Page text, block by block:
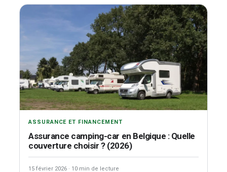
ASSURANCE ET FINANCEMENT
Assurance camping-car en Belgique : Quelle
couverture choisir ? (2026)
15 février 2026 · 10 min de lecture